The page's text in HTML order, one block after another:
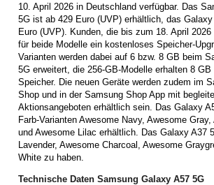
10. April 2026 in Deutschland verfügbar. Das
5G ist ab 429 Euro (UVP) erhältlich, das
Euro (UVP). Kunden, die bis zum 18. April
für beide Modelle ein kostenloses Speicher-
Varianten werden dabei auf 6 bzw. 8 GB beim
5G erweitert, die 256-GB-Modelle erhalten 8
Speicher. Die neuen Geräte werden zudem im
Shop und in der Samsung Shop App mit
Aktionsangeboten erhältlich sein. Das Galaxy
Farb-Varianten Awesome Navy, Awesome
und Awesome Lilac erhältlich. Das Galaxy A37
Lavender, Awesome Charcoal, Awesome
White zu haben.
Technische Daten Samsung Galaxy A57 5G